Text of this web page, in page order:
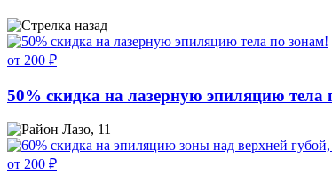
от 200 ₽
50% скидка на лазерную эпиляцию тела
Лазо, 11
от 200 ₽